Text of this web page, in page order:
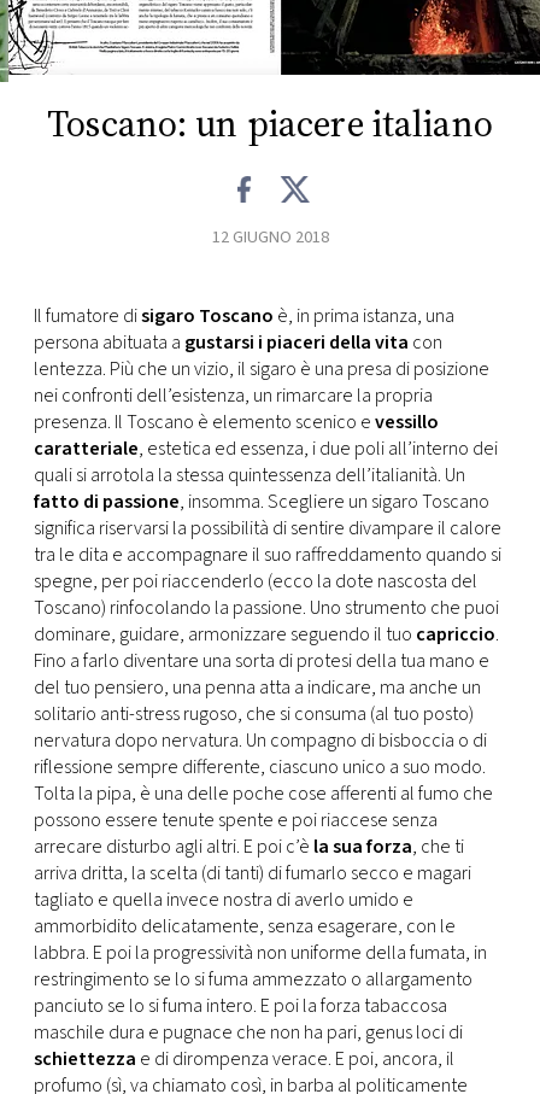
FOTO
CONCORSI
TV
PRINCIPATO
DI
MONACO
RMC
CONSIGLIA
Toscano: un piacere italiano
12 GIUGNO 2018
Il fumatore disigaro Toscano è, in prima istanza, una
persona abituata a gustarsi i piaceri della vita con
lentezza. Più che un vizio, il sigaro è una presa di posizione
nei confronti dell’esistenza, un rimarcare la propria
presenza. Il Toscano è elemento scenico evessillo
caratteriale, estetica ed essenza, i due poli all’interno dei
quali si arrotola la stessa quintessenza dell’italianità. Un
fatto di passione, insomma. Scegliere un sigaro Toscano
significa riservarsi la possibilità di sentire divampare il calore
tra le dita e accompagnare il suo raffreddamento quando si
spegne, per poi riaccenderlo (ecco la dote nascosta del
Toscano) rinfocolando la passione. Uno strumento che puoi
dominare, guidare, armonizzare seguendo il tuo capriccio.
Fino a farlo diventare una sorta di protesi della tua mano e
del tuo pensiero, una penna atta a indicare, ma anche un
solitario anti-stress rugoso, che si consuma (al tuo posto)
nervatura dopo nervatura. Un compagno di bisboccia o di
riflessione sempre differente, ciascuno unico a suo modo.
Tolta la pipa, è una delle poche cose afferenti al fumo che
possono essere tenute spente e poi riaccese senza
arrecare disturbo agli altri. E poi c’è la sua forza, che ti
arriva dritta, la scelta (di tanti) di fumarlo secco e magari
tagliato e quella invece nostra di averlo umido e
ammorbidito delicatamente, senza esagerare, con le
labbra. E poi la progressività non uniforme della fumata, in
restringimento se lo si fuma ammezzato o allargamento
panciuto se lo si fuma intero. E poi la forza tabaccosa
maschile dura e pugnace che non ha pari, genus loci di
schiettezza e di dirompenza verace. E poi, ancora, il
profumo (sì, va chiamato così, in barba al politicamente